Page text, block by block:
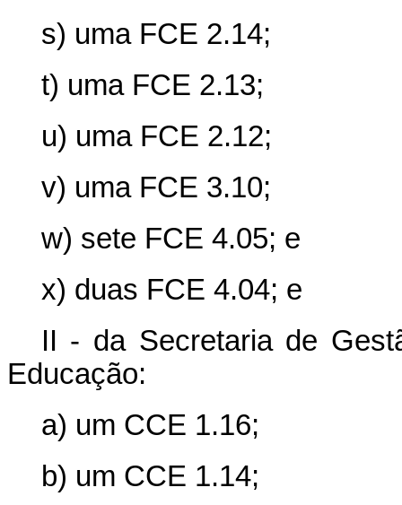
s) uma FCE 2.14;
t) uma FCE 2.13;
u) uma FCE 2.12;
v) uma FCE 3.10;
w) sete FCE 4.05; e
x) duas FCE 4.04; e
II - da Secretaria de
Educação:
a) um CCE 1.16;
b) um CCE 1.14;